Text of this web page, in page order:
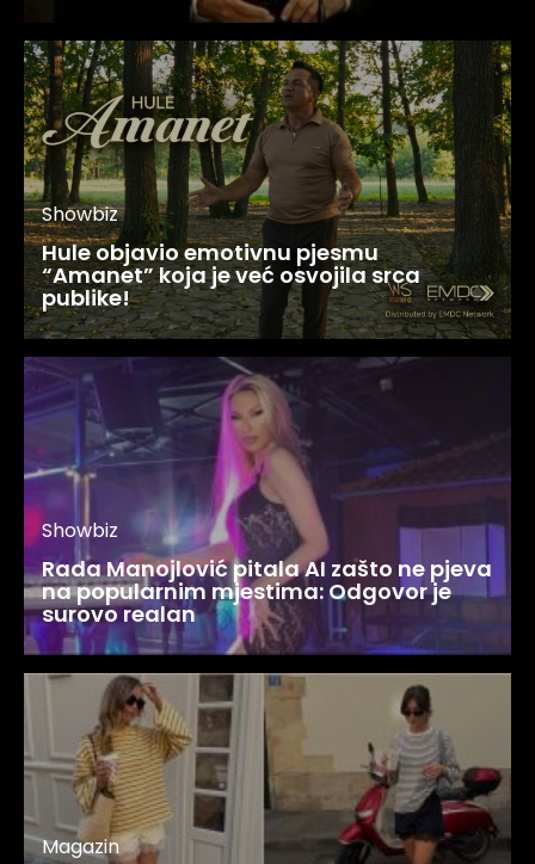
Showbiz
Hule objavio emotivnu pjesmu
“Amanet” koja je već osvojila srca
publike!
Showbiz
Rada Manojlović pitala AI zašto ne pjeva
na popularnim mjestima: Odgovor je
surovo realan
Magazin